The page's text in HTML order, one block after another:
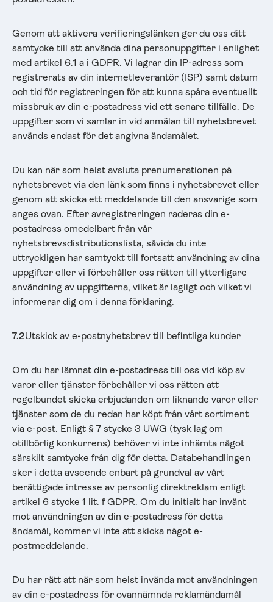
Genom att aktivera verifieringslänken ger du oss ditt
samtycke till att använda dina personuppgifter i enlighet
med artikel 6.1 a i GDPR. Vi lagrar din IP-adress som
registrerats av din internetleverantör (ISP) samt datum
och tid för registreringen för att kunna spåra eventuellt
missbruk av din e-postadress vid ett senare tillfälle. De
uppgifter som vi samlar in vid anmälan till nyhetsbrevet
används endast för det angivna ändamålet.
Du kan när som helst avsluta prenumerationen på
nyhetsbrevet via den länk som finns i nyhetsbrevet eller
genom att skicka ett meddelande till den ansvarige som
anges ovan. Efter avregistreringen raderas din e-
postadress omedelbart från vår
nyhetsbrevsdistributionslista, såvida du inte
uttryckligen har samtyckt till fortsatt användning av dina
uppgifter eller vi förbehåller oss rätten till ytterligare
användning av uppgifterna, vilket är lagligt och vilket vi
informerar dig om i denna förklaring.
7.2Utskick av e-postnyhetsbrev till befintliga kunder
Om du har lämnat din e-postadress till oss vid köp av
varor eller tjänster förbehåller vi oss rätten att
regelbundet skicka erbjudanden om liknande varor eller
tjänster som de du redan har köpt från vårt sortiment
via e-post. Enligt § 7 stycke 3 UWG (tysk lag om
otillbörlig konkurrens) behöver vi inte inhämta något
särskilt samtycke från dig för detta. Databehandlingen
sker i detta avseende enbart på grundval av vårt
berättigade intresse av personlig direktreklam enligt
artikel 6 stycke 1 lit. f GDPR. Om du initialt har invänt
mot användningen av din e-postadress för detta
ändamål, kommer vi inte att skicka något e-
postmeddelande.
Du har rätt att när som helst invända mot användningen
av din e-postadress för ovannämnda reklamändamål